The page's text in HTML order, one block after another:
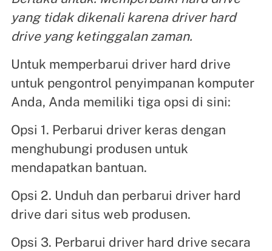
yang tidak dikenali karena driver hard
drive yang ketinggalan zaman.
Untuk memperbarui driver hard drive
untuk pengontrol penyimpanan komputer
Anda, Anda memiliki tiga opsi di sini:
Opsi 1. Perbarui driver keras dengan
menghubungi produsen untuk
mendapatkan bantuan.
Opsi 2. Unduh dan perbarui driver hard
drive dari situs web produsen.
Opsi 3. Perbarui driver hard drive secara